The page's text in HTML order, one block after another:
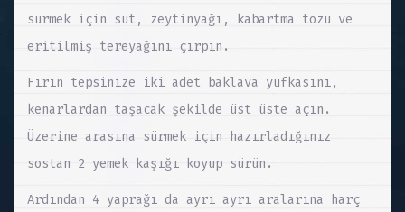
sürmek için süt, zeytinyağı, kabartma tozu ve
eritilmiş tereyağını çırpın.
Fırın tepsinize iki adet baklava yufkasını,
kenarlardan taşacak şekilde üst üste açın.
Üzerine arasına sürmek için hazırladığınız
sostan 2 yemek kaşığı koyup sürün.
Ardından 4 yaprağı da ayrı ayrı aralarına harç